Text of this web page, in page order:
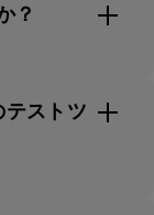
？
ストツ